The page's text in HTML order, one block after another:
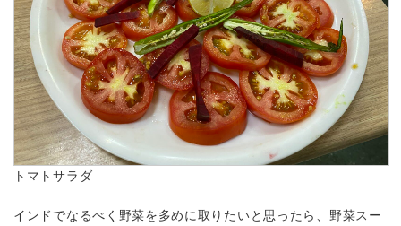
トマトサラダ
インドでなるべく野菜を多めに取りたいと思ったら、野菜スー